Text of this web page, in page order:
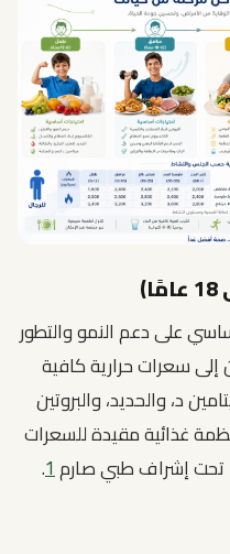
على دعم النمو والتطور
إلى سعرات حرارية كافية
د، والحديد، والبروتين
غذائية مقيدة للسعرات
تحت إشراف طبي صارم1
.